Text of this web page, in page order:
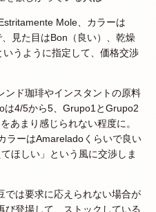
Mole、カラーは
見た目はBon（良い）、乾燥
うように指定して、価格交渉
ンド珈琲やインスタントの原料
は4/5から5、Grupo1とGrupo2
あまり感じられない程度に。
ラーはAmareladoくらいで良い
ほしい」という風に交渉しま
では要求に応えられない場合が
び登場して、ストックしている